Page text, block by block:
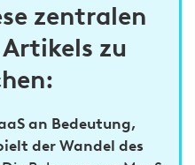
zentralen
zu
an Bedeutung,
der Wandel des